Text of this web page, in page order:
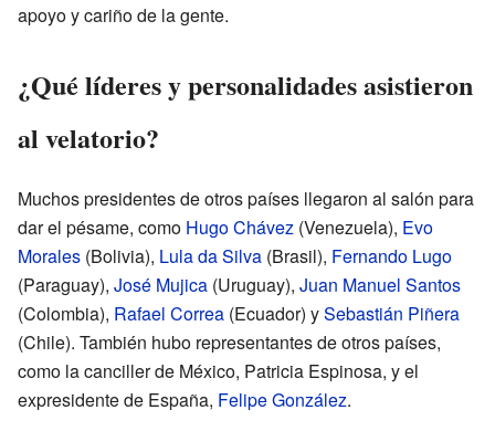
apoyo y cariño de la gente.
¿Qué líderes y personalidades asistieron
al velatorio?
Muchos presidentes de otros países llegaron al salón para
dar el pésame, como Hugo Chávez (Venezuela), Evo
Morales (Bolivia), Lula da Silva (Brasil), Fernando Lugo
(Paraguay), José Mujica (Uruguay), Juan Manuel Santos
(Colombia), Rafael Correa (Ecuador) ySebastián Piñera
(Chile). También hubo representantes de otros países,
como la canciller de México, Patricia Espinosa, y el
expresidente de España, Felipe González.